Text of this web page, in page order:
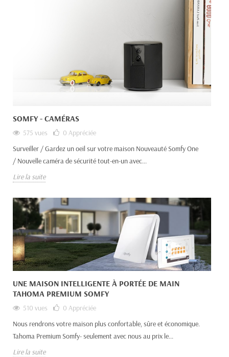
SOMFY - CAMÉRAS
575 vues 0 Appréciée
Surveiller / Gardez un oeil sur votre maison Nouveauté Somfy One
/ Nouvelle caméra de sécurité tout-en-un avec...
Lire la suite
UNE MAISON INTELLIGENTE À PORTÉE DE MAIN
TAHOMA PREMIUM SOMFY
510 vues 0 Appréciée
Nous rendrons votre maison plus confortable, sûre et économique.
Tahoma Premium Somfy- seulement avec nous au prix le...
Lire la suite